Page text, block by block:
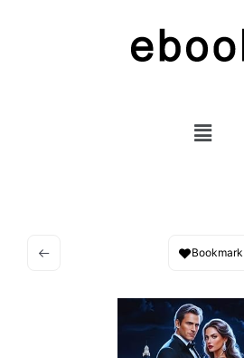
Bookmark